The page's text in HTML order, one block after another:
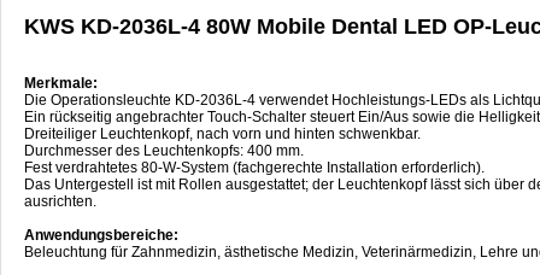
KWS KD-2036L-4 80W Mobile Dental LED OP-
Merkmale:
Die Operationsleuchte KD-2036L-4 verwendet Hochleistungs-LEDs als
Ein rückseitig angebrachter Touch-Schalter steuert Ein/Aus sowie die
Dreiteiliger Leuchtenkopf, nach vorn und hinten schwenkbar.
Durchmesser des Leuchtenkopfs: 400 mm.
Fest verdrahtetes 80-W-System (fachgerechte Installation erforderlich).
Das Untergestell ist mit Rollen ausgestattet; der Leuchtenkopf lässt sich
ausrichten.
Anwendungsbereiche:
Beleuchtung für Zahnmedizin, ästhetische Medizin, Veterinärmedizin, Lehre